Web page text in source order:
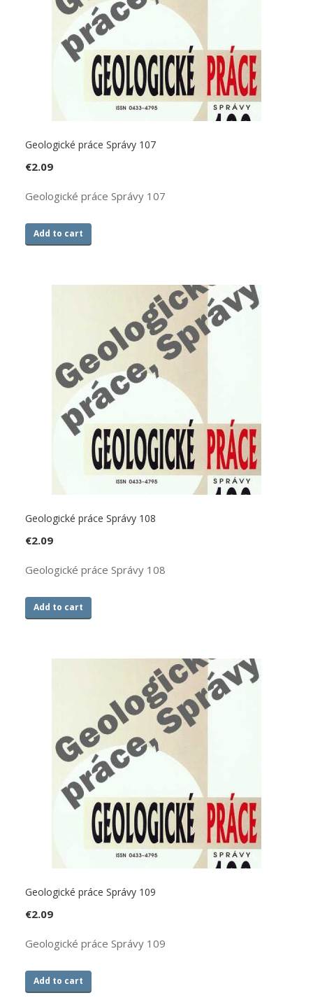
Geologické práce Správy 107
€2.09
Geologické práce Správy 107
Add to cart
Geologické práce Správy 108
€2.09
Geologické práce Správy 108
Add to cart
Geologické práce Správy 109
€2.09
Geologické práce Správy 109
Add to cart